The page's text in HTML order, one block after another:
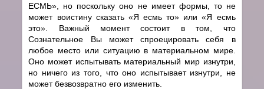
ЕСМЬ», но поскольку оно не имеет формы, то не
может воистину сказать «Я есмь то» или «Я есмь
это». Важный момент состоит в том, что
Сознательное Вы может спроецировать себя в
любое место или ситуацию в материальном мире.
Оно может испытывать материальный мир изнутри,
но ничего из того, что оно испытывает изнутри, не
может безвозвратно его изменить.